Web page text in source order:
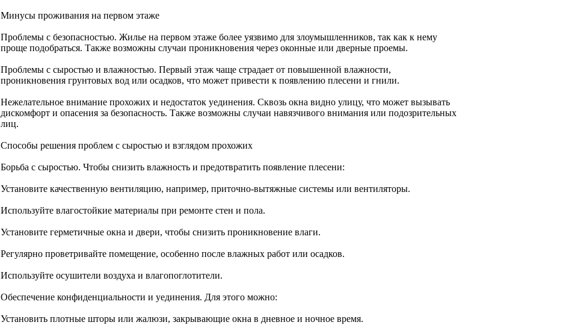
Минусы проживания на первом этаже
Проблемы с безопасностью. Жилье на первом этаже более уязвимо для злоумышленников, так как к нему
проще подобраться. Также возможны случаи проникновения через оконные или дверные проемы.
Проблемы с сыростью и влажностью. Первый этаж чаще страдает от повышенной влажности,
проникновения грунтовых вод или осадков, что может привести к появлению плесени и гнили.
Нежелательное внимание прохожих и недостаток уединения. Сквозь окна видно улицу, что может вызывать
дискомфорт и опасения за безопасность. Также возможны случаи навязчивого внимания или подозрительных
лиц.
Способы решения проблем с сыростью и взглядом прохожих
Борьба с сыростью. Чтобы снизить влажность и предотвратить появление плесени:
Установите качественную вентиляцию, например, приточно-вытяжные системы или вентиляторы.
Используйте влагостойкие материалы при ремонте стен и пола.
Установите герметичные окна и двери, чтобы снизить проникновение влаги.
Регулярно проветривайте помещение, особенно после влажных работ или осадков.
Используйте осушители воздуха и влагопоглотители.
Обеспечение конфиденциальности и уединения. Для этого можно:
Установить плотные шторы или жалюзи, закрывающие окна в дневное и ночное время.